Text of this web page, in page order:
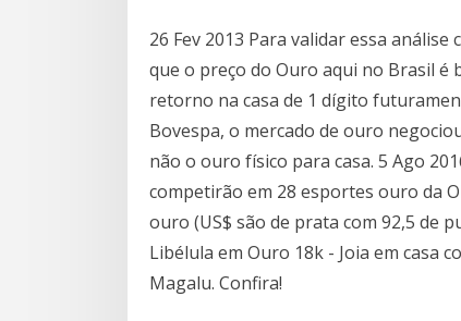
26 Fev 2013 Para validar essa
que o preço do Ouro aqui no Brasil é
retorno na casa de 1 dígito
Bovespa, o mercado de ouro
não o ouro físico para casa. 5 Ago
competirão em 28 esportes ouro da
ouro (US$ são de prata com 92,5 de
Libélula em Ouro 18k - Joia em casa
Magalu. Confira!